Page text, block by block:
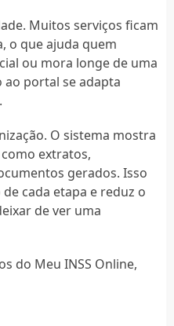
Muitos serviços ficam
o que ajuda quem
ou mora longe de uma
ao portal se adapta
O sistema mostra
extratos,
gerados. Isso
cada etapa e reduz o
de ver uma
do Meu INSS Online,